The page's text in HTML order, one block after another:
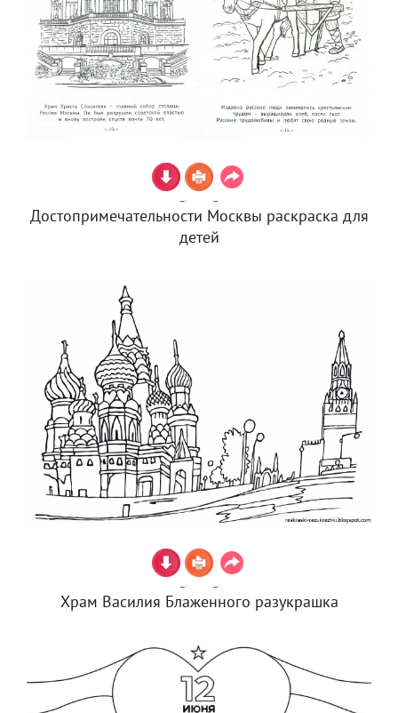
Достопримечательности Москвы раскраска для
детей
Храм Василия Блаженного разукрашка